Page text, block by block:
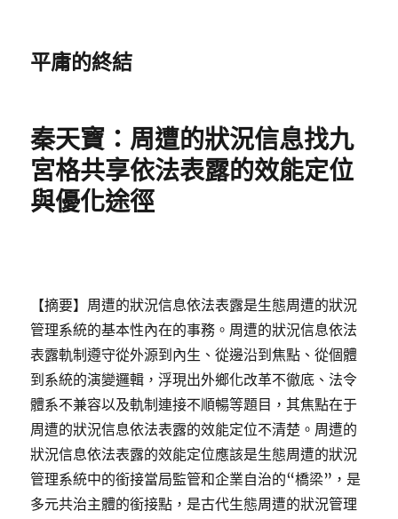
平庸的終結
秦天寶：周遭的狀況信息找九
宮格共享依法表露的效能定位
與優化途徑
【摘要】周遭的狀況信息依法表露是生態周遭的狀況
管理系統的基本性內在的事務。周遭的狀況信息依法
表露軌制遵守從外源到內生、從邊沿到焦點、從個體
到系統的演變邏輯，浮現出外鄉化改革不徹底、法令
體系不兼容以及軌制連接不順暢等題目，其焦點在于
周遭的狀況信息依法表露的效能定位不清楚。周遭的
狀況信息依法表露的效能定位應該是生態周遭的狀況
管理系統中的銜接當局監管和企業自治的“橋梁”，是
多元共治主體的銜接點，是古代生態周遭的狀況管理